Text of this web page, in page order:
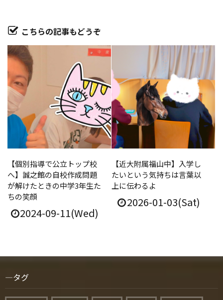
こちらの記事もどうぞ
【個別指導で公立トップ校
へ】誠之館の自校作成問題
が解けたときの中学3年生た
ちの笑顔
2024-09-11(Wed)
【近大附属福山中】入学し
たいという気持ちは言葉以
上に伝わるよ
2026-01-03(Sat)
タグ